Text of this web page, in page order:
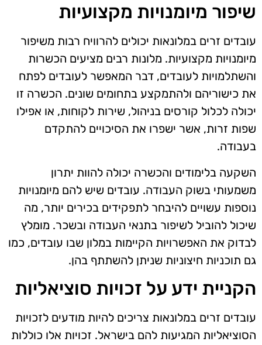
שיפור מיומנויות מקצועיות
עובדים זרים במלונאות יכולים להרוויח רבות משיפור
מיומנויות מקצועיות. מלונות רבים מציעים הכשרות
והשתלמויות לעובדים, דבר המאפשר לעובדים לפתח
את כישוריהם ולהתמקצע בתחומים שונים. הכשרה זו
יכולה לכלול קורסים בניהול, שירות לקוחות, או אפילו
שפות זרות, אשר ישפרו את הסיכויים להתקדם
בעבודה.
השקעה בלימודים והכשרה יכולה להוות יתרון
משמעותי בשוק העבודה. עובדים שיש להם מיומנויות
נוספות עשויים להיבחר לתפקידים בכירים יותר, מה
שיכול להוביל לשיפור בתנאי העבודה ובשכר. מומלץ
לבדוק את האפשרויות הקיימות במלון שבו עובדים, כמו
גם תוכניות חיצוניות שניתן להשתתף בהן.
הקניית ידע על זכויות סוציאליות
עובדים זרים במלונאות צריכים להיות מודעים לזכויות
הסוציאליות המגיעות להם בישראל. זכויות אלו כוללות